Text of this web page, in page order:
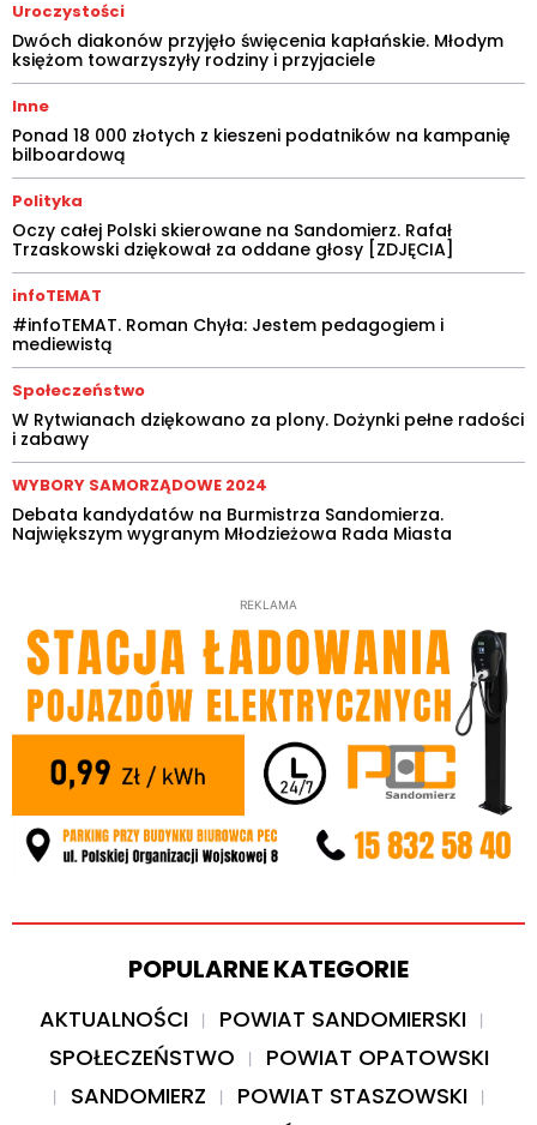
Uroczystości
Dwóch diakonów przyjęło święcenia kapłańskie. Młodym
księżom towarzyszyły rodziny i przyjaciele
Inne
Ponad 18 000 złotych z kieszeni podatników na kampanię
bilboardową
Polityka
Oczy całej Polski skierowane na Sandomierz. Rafał
Trzaskowski dziękował za oddane głosy [ZDJĘCIA]
infoTEMAT
#infoTEMAT. Roman Chyła: Jestem pedagogiem i
mediewistą
Społeczeństwo
W Rytwianach dziękowano za plony. Dożynki pełne radości
i zabawy
WYBORY SAMORZĄDOWE 2024
Debata kandydatów na Burmistrza Sandomierza.
Największym wygranym Młodzieżowa Rada Miasta
REKLAMA
POPULARNE KATEGORIE
AKTUALNOŚCI
POWIAT SANDOMIERSKI
SPOŁECZEŃSTWO
POWIAT OPATOWSKI
SANDOMIERZ
POWIAT STASZOWSKI